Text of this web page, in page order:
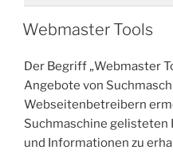
Webmaster Tools
Der Begriff „Webmaster
Angebote von
Webseitenbetreibern
Suchmaschine gelisteten
und Informationen zu